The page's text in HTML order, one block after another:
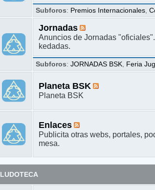
Subforos: Premios Internacionales ,
Jornadas
Anuncios de Jornadas
kedadas.
Subforos:JORNADAS BSK Feria
Planeta BSK
Planeta BSK
Enlaces
Publicita otras webs, portales,
mesa.
LUDOTECA